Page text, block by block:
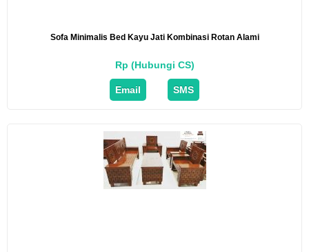
Sofa Minimalis Bed Kayu Jati Kombinasi Rotan Alami
Rp (Hubungi CS)
Email SMS